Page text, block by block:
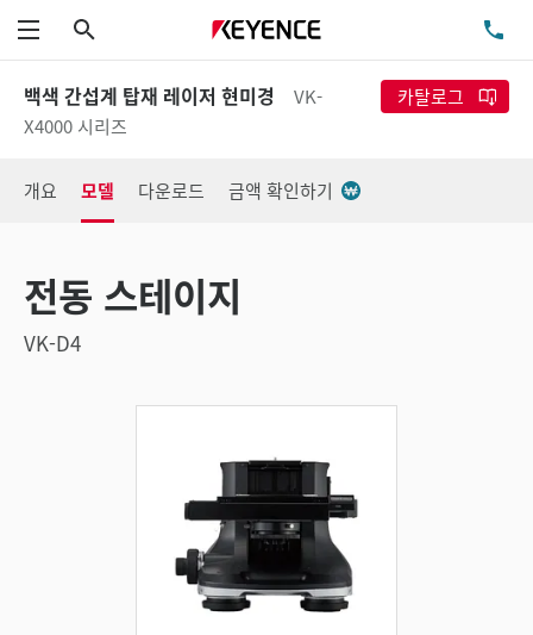
메뉴
백색 간섭계 탑재 레이저 현미경
VK-
X4000 시리즈
카탈로그
개요 모델 다운로드 금액 확인하기
전동 스테이지
VK-D4